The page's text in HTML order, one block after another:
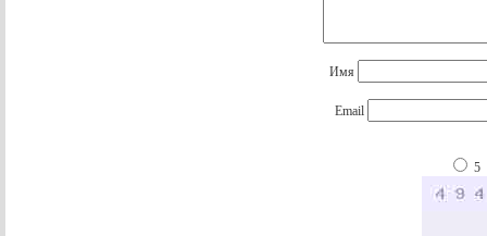
Имя
Email
5